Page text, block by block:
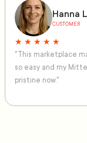
Hanna
CUSTOMER
★ ★ ★ ★ ★
"This marketplace
so easy and my
pristine now."